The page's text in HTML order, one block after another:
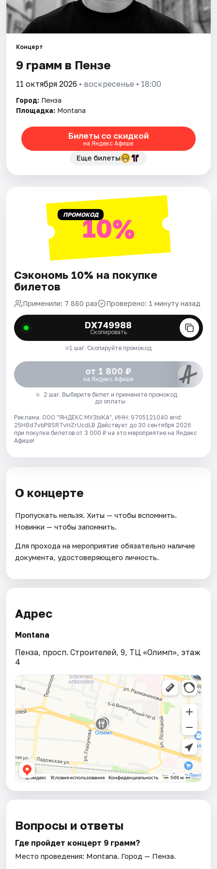
Города
Площадки
Артисты
Рейтинги
Концерт
9 грамм в Пензе
11 октября 2026 • воскресенье • 18:00
Город: Пенза
Площадка: Montana
Билеты со скидкой
на Яндекс Афише
Еще билеты
ПРОМОКОД10%
Сэкономь 10% на покупке
билетов
Применили: 7 880 раз Проверено: 1 минуту назад
DX749988
Скопировать
1 шаг. Скопируйте промокод
от 1 800 ₽
на Яндекс Афише
2 шаг. Выберите билет и примените промокод
до оплаты
Реклама. ООО "ЯНДЕКС МУЗЫКА", ИНН: 9705121040 erid:
25H8d7vbP8SRTvHZrUcdLB Действует до 30 сентября 2026
при покупке билетов от 3 000 ₽ на это мероприятие на Яндекс
Афише!
О концерте
Пропускать нельзя. Хиты — чтобы вспомнить.
Новинки — чтобы запомнить.
Для прохода на мероприятие обязательно наличие
документа, удостоверяющего личность.
Адрес
Montana
Пенза, просп. Строителей, 9, ТЦ «Олимп», этаж
4
Вопросы и ответы
Где пройдет концерт 9 грамм?
Место проведения: Montana. Город — Пенза.